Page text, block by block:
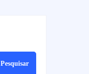
Pesquisar